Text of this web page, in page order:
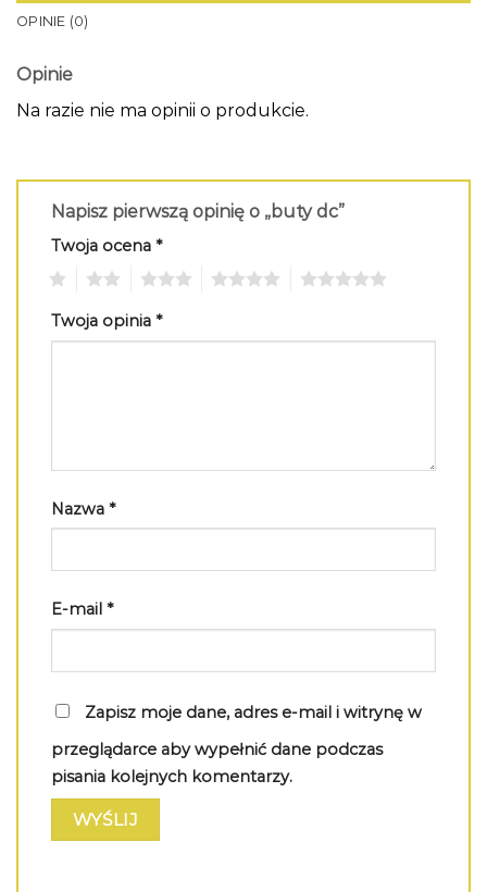
OPINIE (0)
Opinie
Na razie nie ma opinii o produkcie.
Napisz pierwszą opinię o „buty dc”
Twoja ocena *
Twoja opinia *
Nazwa *
E-mail *
Zapisz moje dane, adres e-mail i witrynę w
przeglądarce aby wypełnić dane podczas
pisania kolejnych komentarzy.